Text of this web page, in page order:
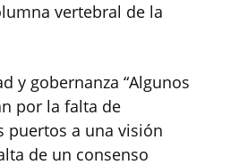
vertebral de la
y gobernanza “Algunos
por la falta de
puertos a una visión
de un consenso